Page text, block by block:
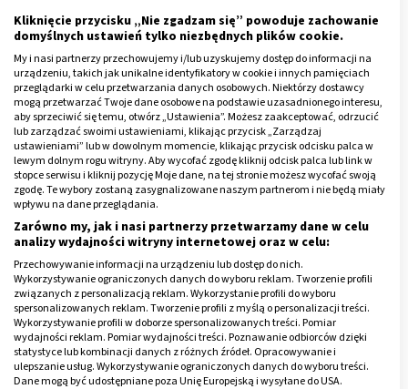
Badanie erytropoetyny
Najczęściej EPO oznaczane jest u pacjentów z
nieprawidłowymi wynikamimorfologii krwi, w tym
poziomem erytrocytów, hematokrytu oraz
hemoglobiny. Poziom erytropoetyny bada się również u
osób zniedokrwistością
przy podejrzeniu nasilenia anemii, a także aby sprawdzić
reakcję organizmu na wdrożone leczenie.
Ponadto badanie wykonuje się również przy
diagnozowaniu przyczyn nadkrwistości oraz w
przypadku kontroli antydopingowej u sportowców.
Norma erytropoetynyu zdrowej osoby to około 4,3–
Kliknięcie przycisku „Nie zgadzam się” powoduje zachowanie
domyślnych ustawień tylko niezbędnych plików cookie.
My i nasi partnerzy przechowujemy i/lub uzyskujemy dostęp do informacji na
urządzeniu, takich jak unikalne identyfikatory w cookie i innych pamięciach
przeglądarki w celu przetwarzania danych osobowych. Niektórzy dostawcy
mogą przetwarzać Twoje dane osobowe na podstawie uzasadnionego interesu,
aby sprzeciwić się temu, otwórz „Ustawienia”. Możesz zaakceptować, odrzucić
lub zarządzać swoimi ustawieniami, klikając przycisk „Zarządzaj
ustawieniami” lub w dowolnym momencie, klikając przycisk odcisku palca w
lewym dolnym rogu witryny. Aby wycofać zgodę kliknij odcisk palca lub link w
stopce serwisu i kliknij pozycję Moje dane, na tej stronie możesz wycofać swoją
zgodę. Te wybory zostaną zasygnalizowane naszym partnerom i nie będą miały
wpływu na dane przeglądania.
Zarówno my, jak i nasi partnerzy przetwarzamy dane w celu
analizy wydajności witryny internetowej oraz w celu:
Przechowywanie informacji na urządzeniu lub dostęp do nich.
Wykorzystywanie ograniczonych danych do wyboru reklam. Tworzenie profili
związanych z personalizacją reklam. Wykorzystanie profili do wyboru
spersonalizowanych reklam. Tworzenie profili z myślą o personalizacji treści.
Wykorzystywanie profili w doborze spersonalizowanych treści. Pomiar
wydajności reklam. Pomiar wydajności treści. Poznawanie odbiorców dzięki
statystyce lub kombinacji danych z różnych źródeł. Opracowywanie i
ulepszanie usług. Wykorzystywanie ograniczonych danych do wyboru treści.
Dane mogą być udostępniane poza Unię Europejską i wysyłane do USA.